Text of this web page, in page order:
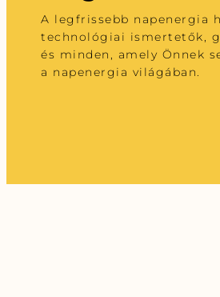
A legfrissebb napenergia
technológiai ismertetők,
és minden, amely Önnek
a napenergia világában.